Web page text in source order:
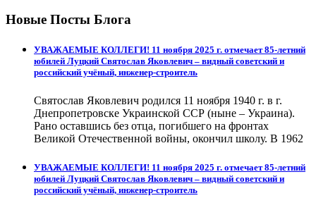
Новые Посты Блога
УВАЖАЕМЫЕ КОЛЛЕГИ! 11 ноября 2025 г. отмечает 85-летний
юбилей Луцкий Святослав Яковлевич – видный советский и
российский учёный, инженер-строитель
Святослав Яковлевич родился 11 ноября 1940 г. в г.
Днепропетровске Украинской ССР (ныне – Украина).
Рано оставшись без отца, погибшего на фронтах
Великой Отечественной войны, окончил школу. В 1962
УВАЖАЕМЫЕ КОЛЛЕГИ! 11 ноября 2025 г. отмечает 85-летний
юбилей Луцкий Святослав Яковлевич – видный советский и
российский учёный, инженер-строитель